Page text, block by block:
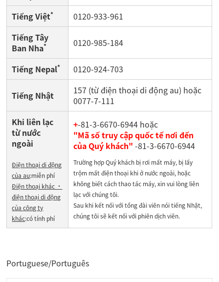
Tiếng Việt*
0120-933-961
Tiếng Tây
Ban Nha* 0120-985-184
Tiếng Nepal* 0120-924-703
Tiếng Nhật
157 (từ điện thoại di động au) hoặc
0077-7-111
Khi liên lạc
từ nước
ngoài
Điện thoại di động
của au:miễn phí
Điện thoại khác ・
điện thoại di động
của công ty
khác:có tính phí
+-81-3-6670-6944 hoặc
"Mã số truy cập quốc tế nơi đến
của Quý khách"-81-3-6670-6944
Trường hợp Quý khách bị rơi mất máy, bị lấy
trộm mất điện thoại khi ở nước ngoài, hoặc
không biết cách thao tác máy, xin vui lòng liên
lạc với chúng tôi.
Sau khi kết nối với tổng đài viên nói tiếng Nhật,
chúng tôi sẽ kết nối với phiên dịch viên.
Portuguese/Português